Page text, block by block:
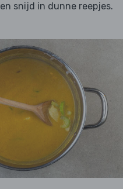
en snijd in dunne reepjes.